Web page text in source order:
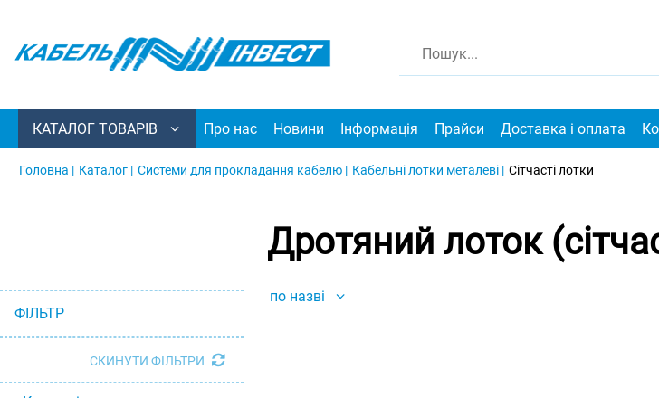
КАТАЛОГ ТОВАРІВ Про нас Новини Інформація Прайси Доставка і оплата
Головна | Каталог | Системи для прокладання кабелю | Кабельні лотки металеві | Сітчасті лотки
Дротяний лоток
ФІЛЬТР
СКИНУТИ ФІЛЬТРИ
по назві